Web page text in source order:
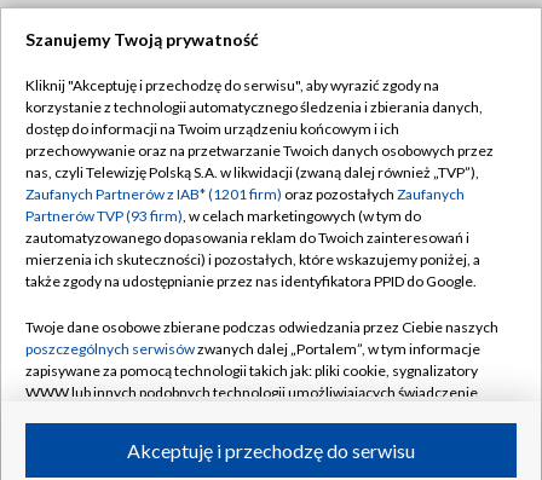
TVP
Abonament TVP
Emisja w TVP
Centrum informacji TVP
Naziemna Telewizja Cyfrowa
Rada Programowa
System NOS
Informacje o nadawcy
Program dla prasy
Regulamin TVP
Polityka prywatności
Moje zgody
Pomoc
Kontakt
Kanały
Szanujemy Twoją prywatność
Kliknij "Akceptuję i przechodzę do serwisu", aby wyrazić zgody na
korzystanie z technologii automatycznego śledzenia i zbierania danych,
dostęp do informacji na Twoim urządzeniu końcowym i ich
przechowywanie oraz na przetwarzanie Twoich danych osobowych przez
nas, czyli Telewizję Polską S.A. w likwidacji (zwaną dalej również „TVP”),
Zaufanych Partnerów z IAB* (1201 firm) oraz pozostałych Zaufanych
Partnerów TVP (93 firm), w celach marketingowych (w tym do
zautomatyzowanego dopasowania reklam do Twoich zainteresowań i
mierzenia ich skuteczności) i pozostałych, które wskazujemy poniżej, a
także zgody na udostępnianie przez nas identyfikatora PPID do Google.
Twoje dane osobowe zbierane podczas odwiedzania przez Ciebie naszych
poszczególnych serwisówzwanych dalej „Portalem”, w tym informacje
zapisywane za pomocą technologii takich jak: pliki cookie, sygnalizatory
WWW lub innych podobnych technologii umożliwiających świadczenie
ruchu w Internecie.Akceptuję i przechodzę do serwisu